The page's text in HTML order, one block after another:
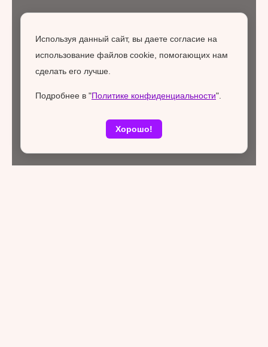
Используя данный сайт, вы даете согласие на
использование файлов cookie, помогающих нам
сделать его лучше.
Подробнее в "Политике конфиденциальности".
Хорошо!